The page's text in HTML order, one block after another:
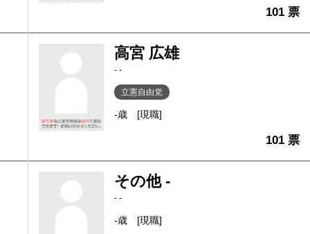
101 票
高宮 広雄
- -
立憲自由党
-歳 [現職]
101 票
その他 -
- -
-歳 [現職]